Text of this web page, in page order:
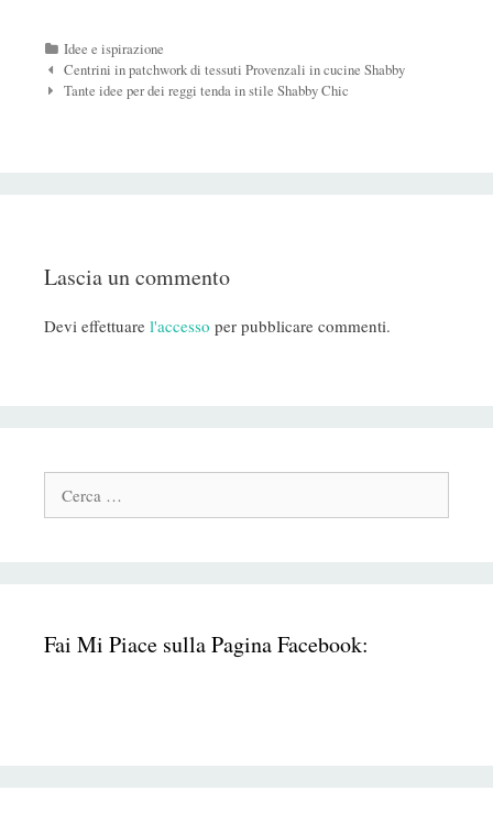
Categorie
Idee e ispirazione
Navigazione
Post
Centrini in patchwork di tessuti Provenzali in cucine Shabby
Tante idee per dei reggi tenda in stile Shabby Chic
Lascia un commento
Devi effettuare l'accesso per pubblicare commenti.
Cerca:
Fai Mi Piace sulla Pagina Facebook: